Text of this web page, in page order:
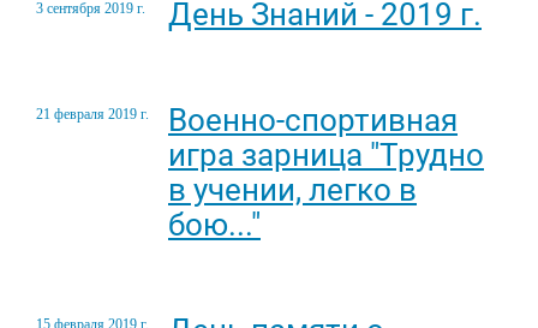
3 сентября 2019 г. День Знаний - 2019 г.
21 февраля 2019 г.
Военно-спортивная
игра зарница "Трудно
в учении, легко в
бою..."
15 февраля 2019 г.